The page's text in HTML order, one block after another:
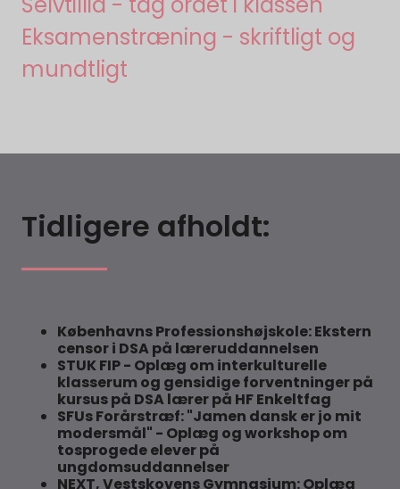
Eksamenstræning - skriftligt og
mundtligt
Tidligere afholdt:
Københavns Professionshøjskole: Ekstern
censor i DSA på læreruddannelsen
STUK FIP - Oplæg om interkulturelle
klasserum og gensidige forventninger på
kursus på DSA lærer på HF Enkeltfag
SFUs Forårstræf: "Jamen dansk er jo mit
modersmål" - Oplæg og workshop om
tosprogede elever på
ungdomsuddannelser
NEXT, Vestskovens Gymnasium: Oplæg